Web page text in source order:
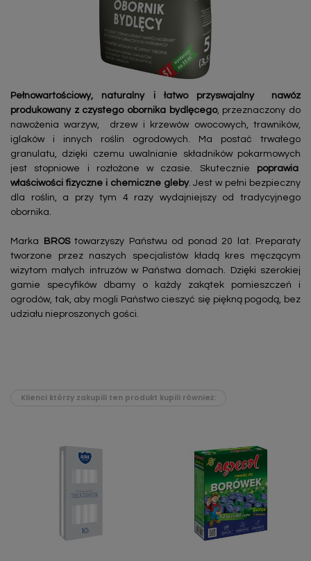
Pełnowartościowy, naturalny i łatwo przyswajalny
nawóz
produkowany z czystego obornika bydlęcego, przeznaczony do
nawożenia warzyw, drzew i krzewów owocowych, trawników,
iglaków i innych roślin ogrodowych. Ma postać trwałego
granulatu, dzięki czemu uwalnianie składników pokarmowych
jest stopniowe i rozłożone w czasie. Skutecznie poprawia
właściwości fizyczne i chemiczne gleby. Jest w pełni bezpieczny
dla roślin, a przy tym 4 razy wydajniejszy od tradycyjnego
obornika.
Marka BROStowarzyszy Państwu od ponad 20 lat. Preparaty
tworzone przez naszych specjalistów kładą kres męczącym
wizytom małych intruzów w Państwa domach. Dzięki szerokiej
gamie specyfików dbamy o każdy zakątek pomieszczeń i
ogrodów, tak, aby mogli Państwo cieszyć się piękną pogodą, bez
udziału nieproszonych gości.
Klienci którzy zakupili ten produkt kupili również: